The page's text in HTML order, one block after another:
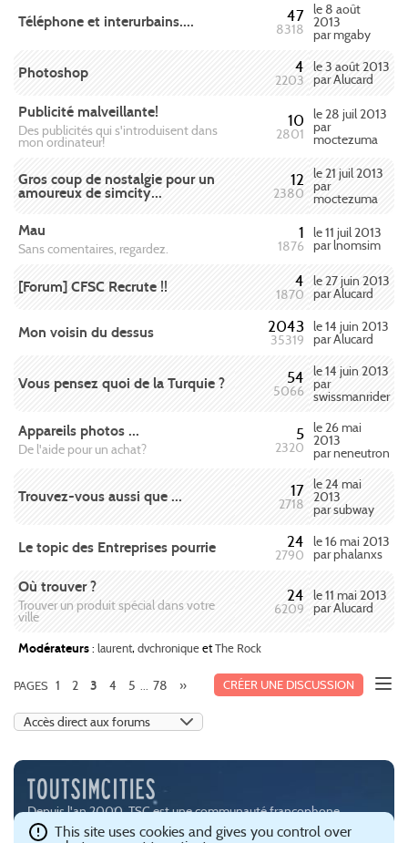
Téléphone et interurbains.... 47
8318
le 8 août
2013
par mgaby
Photoshop 4
2203
le 3 août 2013
par Alucard
Publicité malveillante!
Des publicités qui s'introduisent dans
mon ordinateur!
10
2801
le 28 juil 2013
par
moctezuma
Gros coup de nostalgie pour un
amoureux de simcity...
12
2380
le 21 juil 2013
par
moctezuma
Mau
Sans comentaires, regardez.
1
1876
le 11 juil 2013
par lnomsim
[Forum] CFSC Recrute !! 4
1870
le 27 juin 2013
par Alucard
Mon voisin du dessus 2043
35319
le 14 juin 2013
par Alucard
Vous pensez quoi de la Turquie ? 54
5066
le 14 juin 2013
par
swissmanrider
Appareils photos ...
De l'aide pour un achat?
5
2320
le 26 mai
2013
par neneutron
Trouvez-vous aussi que ... 17
2718
le 24 mai
2013
par subway
Le topic des Entreprises pourrie 24
2790
le 16 mai 2013
par phalanxs
Où trouver ?
Trouver un produit spécial dans votre
ville
24
6209
le 11 mai 2013
par Alucard
Modérateurs: laurent, dvchroniqueetThe Rock
CRÉER UNE DISCUSSION
PAGES 1 2 3 4 5 ... 78 »
Depuis l'an 2000, TSC est une communauté francophone
passionnée par les jeux de simulation urbaine, notamment
This site uses cookies and gives you control over